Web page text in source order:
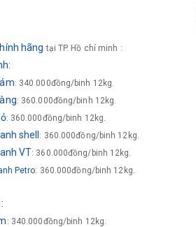
hãng tại TP. Hồ chí minh :
: 340.000đồng/binh 12kg.
: 360.000đồng/binh 12kg.
: 360.000đồng/binh 12kg.
shell: 360.000đồng/binh 12kg.
VT: 360.000đồng/binh 12kg.
Petro: 360.000đồng/binh 12kg.
: 340.000đồng/binh 12kg.